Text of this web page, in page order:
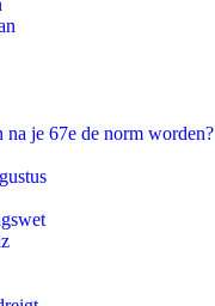
je 67e de norm worden?